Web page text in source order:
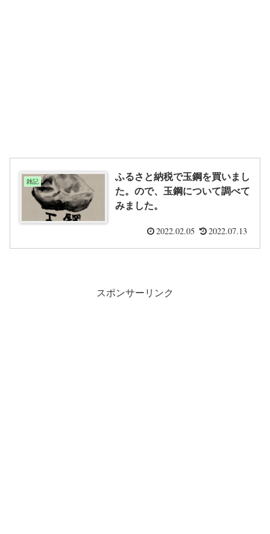
雑記
ふるさと納税で玉鋼を買いまし
た。ので、玉鋼について調べて
みました。
2022.02.05 2022.07.13
スポンサーリンク